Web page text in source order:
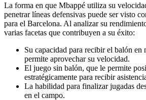
La forma en que Mbappé utiliza su
penetrar líneas defensivas puede ser visto
para el Barcelona. Al analizar su
varias facetas que contribuyen a su éxito:
Su capacidad para recibir el balón
permite aprovechar su velocidad.
El juego sin balón, que le permite
estratégicamente para recibir
La habilidad para finalizar jugadas
en el campo.